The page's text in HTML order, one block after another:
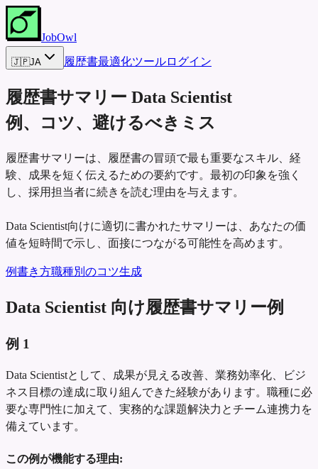
JobOwl
🇯🇵JA 履歴書最適化ツールログイン
履歴書サマリー Data Scientist
例、コツ、避けるべきミス
履歴書サマリーは、履歴書の冒頭で最も重要なスキル、経
験、成果を短く伝えるための要約です。最初の印象を強く
し、採用担当者に続きを読む理由を与えます。
Data Scientist向けに適切に書かれたサマリーは、あなたの価
値を短時間で示し、面接につながる可能性を高めます。
例書き方職種別のコツ生成
Data Scientist 向け履歴書サマリー例
例 1
Data Scientistとして、成果が見える改善、業務効率化、ビジ
ネス目標の達成に取り組んできた経験があります。職種に必
要な専門性に加えて、実務的な課題解決力とチーム連携力を
備えています。
この例が機能する理由: